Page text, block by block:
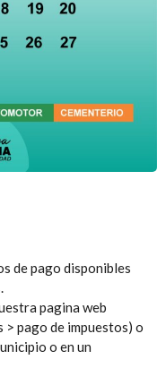
de pago disponibles
pagina web
> pago de impuestos) o
o en un